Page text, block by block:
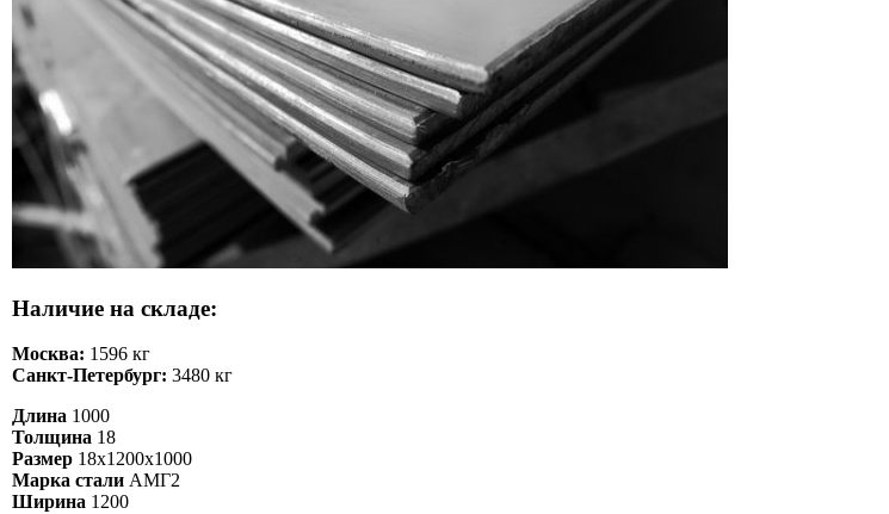
Наличие на складе:
Москва: 1596 кг
Санкт-Петербург: 3480 кг
Длина 1000
Толщина 18
Размер 18х1200х1000
Марка стали АМГ2
Ширина 1200